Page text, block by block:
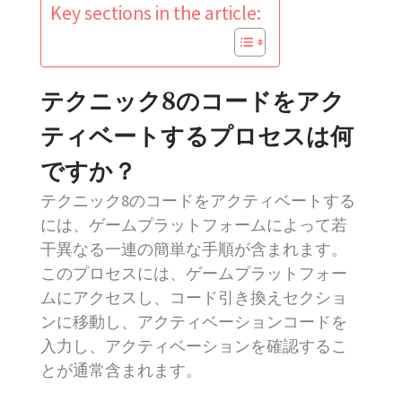
Key sections in the article:
テクニック8のコードをアク
ティベートするプロセスは何
ですか？
テクニック8のコードをアクティベートする
には、ゲームプラットフォームによって若
干異なる一連の簡単な手順が含まれます。
このプロセスには、ゲームプラットフォー
ムにアクセスし、コード引き換えセクショ
ンに移動し、アクティベーションコードを
入力し、アクティベーションを確認するこ
とが通常含まれます。